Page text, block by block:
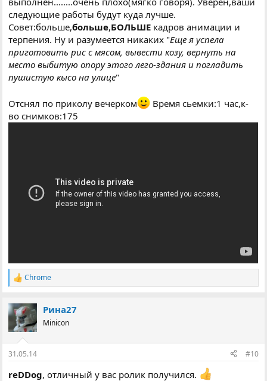
следующие работы будут куда лучше.
Совет:больше,больше,БОЛЬШЕ кадров анимации и
терпения. Ну и разумеется никаких "Еще я успела
приготовить рис с мясом, вывести козу, вернуть на
место выбитую опору этого лего-здания и погладить
пушистую кысо на улице"
Отснял по приколу вечерком
Время сьемки:1 час,к-
во снимков:175
Р
е
к
ц
і
Chrome
Рина27
Minicon
31.05.14 #10
reDDog, отличный у вас ролик получился.